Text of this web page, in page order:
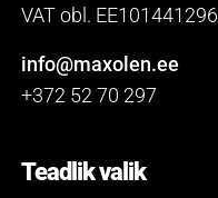
VAT obl. EE101441296
info@maxolen.ee
+372 52 70 297
Teadlik valik